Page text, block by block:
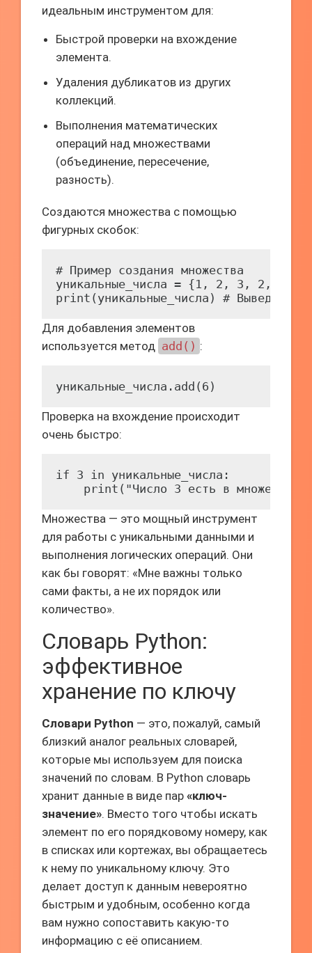
идеальным инструментом для:
Быстрой проверки на вхождение
элемента.
Удаления дубликатов из других
коллекций.
Выполнения математических
операций над множествами
(объединение, пересечение,
разность).
Создаются множества с помощью
фигурных скобок:
# Пример создания множества
уникальные_числа = {1, 2, 3, 2, 1,
print(уникальные_числа) #
Для добавления элементов
используется метод add() :
уникальные_числа.add(6)
Проверка на вхождение происходит
очень быстро:
if 3 in уникальные_числа:
print("Число 3 есть в
Множества — это мощный инструмент
для работы с уникальными данными и
выполнения логических операций. Они
как бы говорят: «Мне важны только
сами факты, а не их порядок или
количество».
Словарь Python:
эффективное
хранение по ключу
Словари Python — это, пожалуй, самый
близкий аналог реальных словарей,
которые мы используем для поиска
значений по словам. В Python словарь
хранит данные в виде пар «ключ-
значение». Вместо того чтобы искать
элемент по его порядковому номеру, как
в списках или кортежах, вы обращаетесь
к нему по уникальному ключу. Это
делает доступ к данным невероятно
быстрым и удобным, особенно когда
вам нужно сопоставить какую-то
информацию с её описанием.